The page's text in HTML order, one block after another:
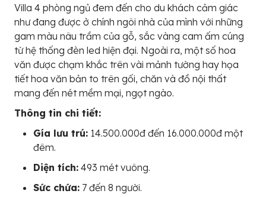
Villa 4 phòng ngủ đem đến cho du khách cảm giác
như đang được ở chính ngôi nhà của mình với những
gam màu nâu trầm của gỗ, sắc vàng cam ấm cúng
từ hệ thống đèn led hiện đại. Ngoài ra, một số hoa
văn được chạm khắc trên vài mảnh tường hay họa
tiết hoa văn bản to trên gối, chăn và đồ nội thất
mang đến nét mềm mại, ngọt ngào.
Thông tin chi tiết:
Gía lưu trú: 14.500.000đ đến 16.000.000đ một
đêm.
Diện tích: 493 mét vuông.
Sức chứa: 7 đến 8 người.